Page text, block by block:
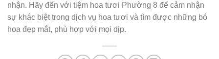
nhận. Hãy đến với tiệm hoa tươi Phường 8 để cảm nhận
sự khác biệt trong dịch vụ hoa tươi và tìm được những bó
hoa đẹp mắt, phù hợp với mọi dịp.